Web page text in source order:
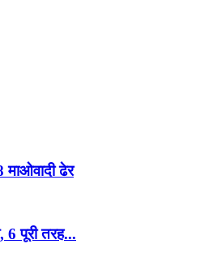
माओवादी ढेर
पूरी तरह...